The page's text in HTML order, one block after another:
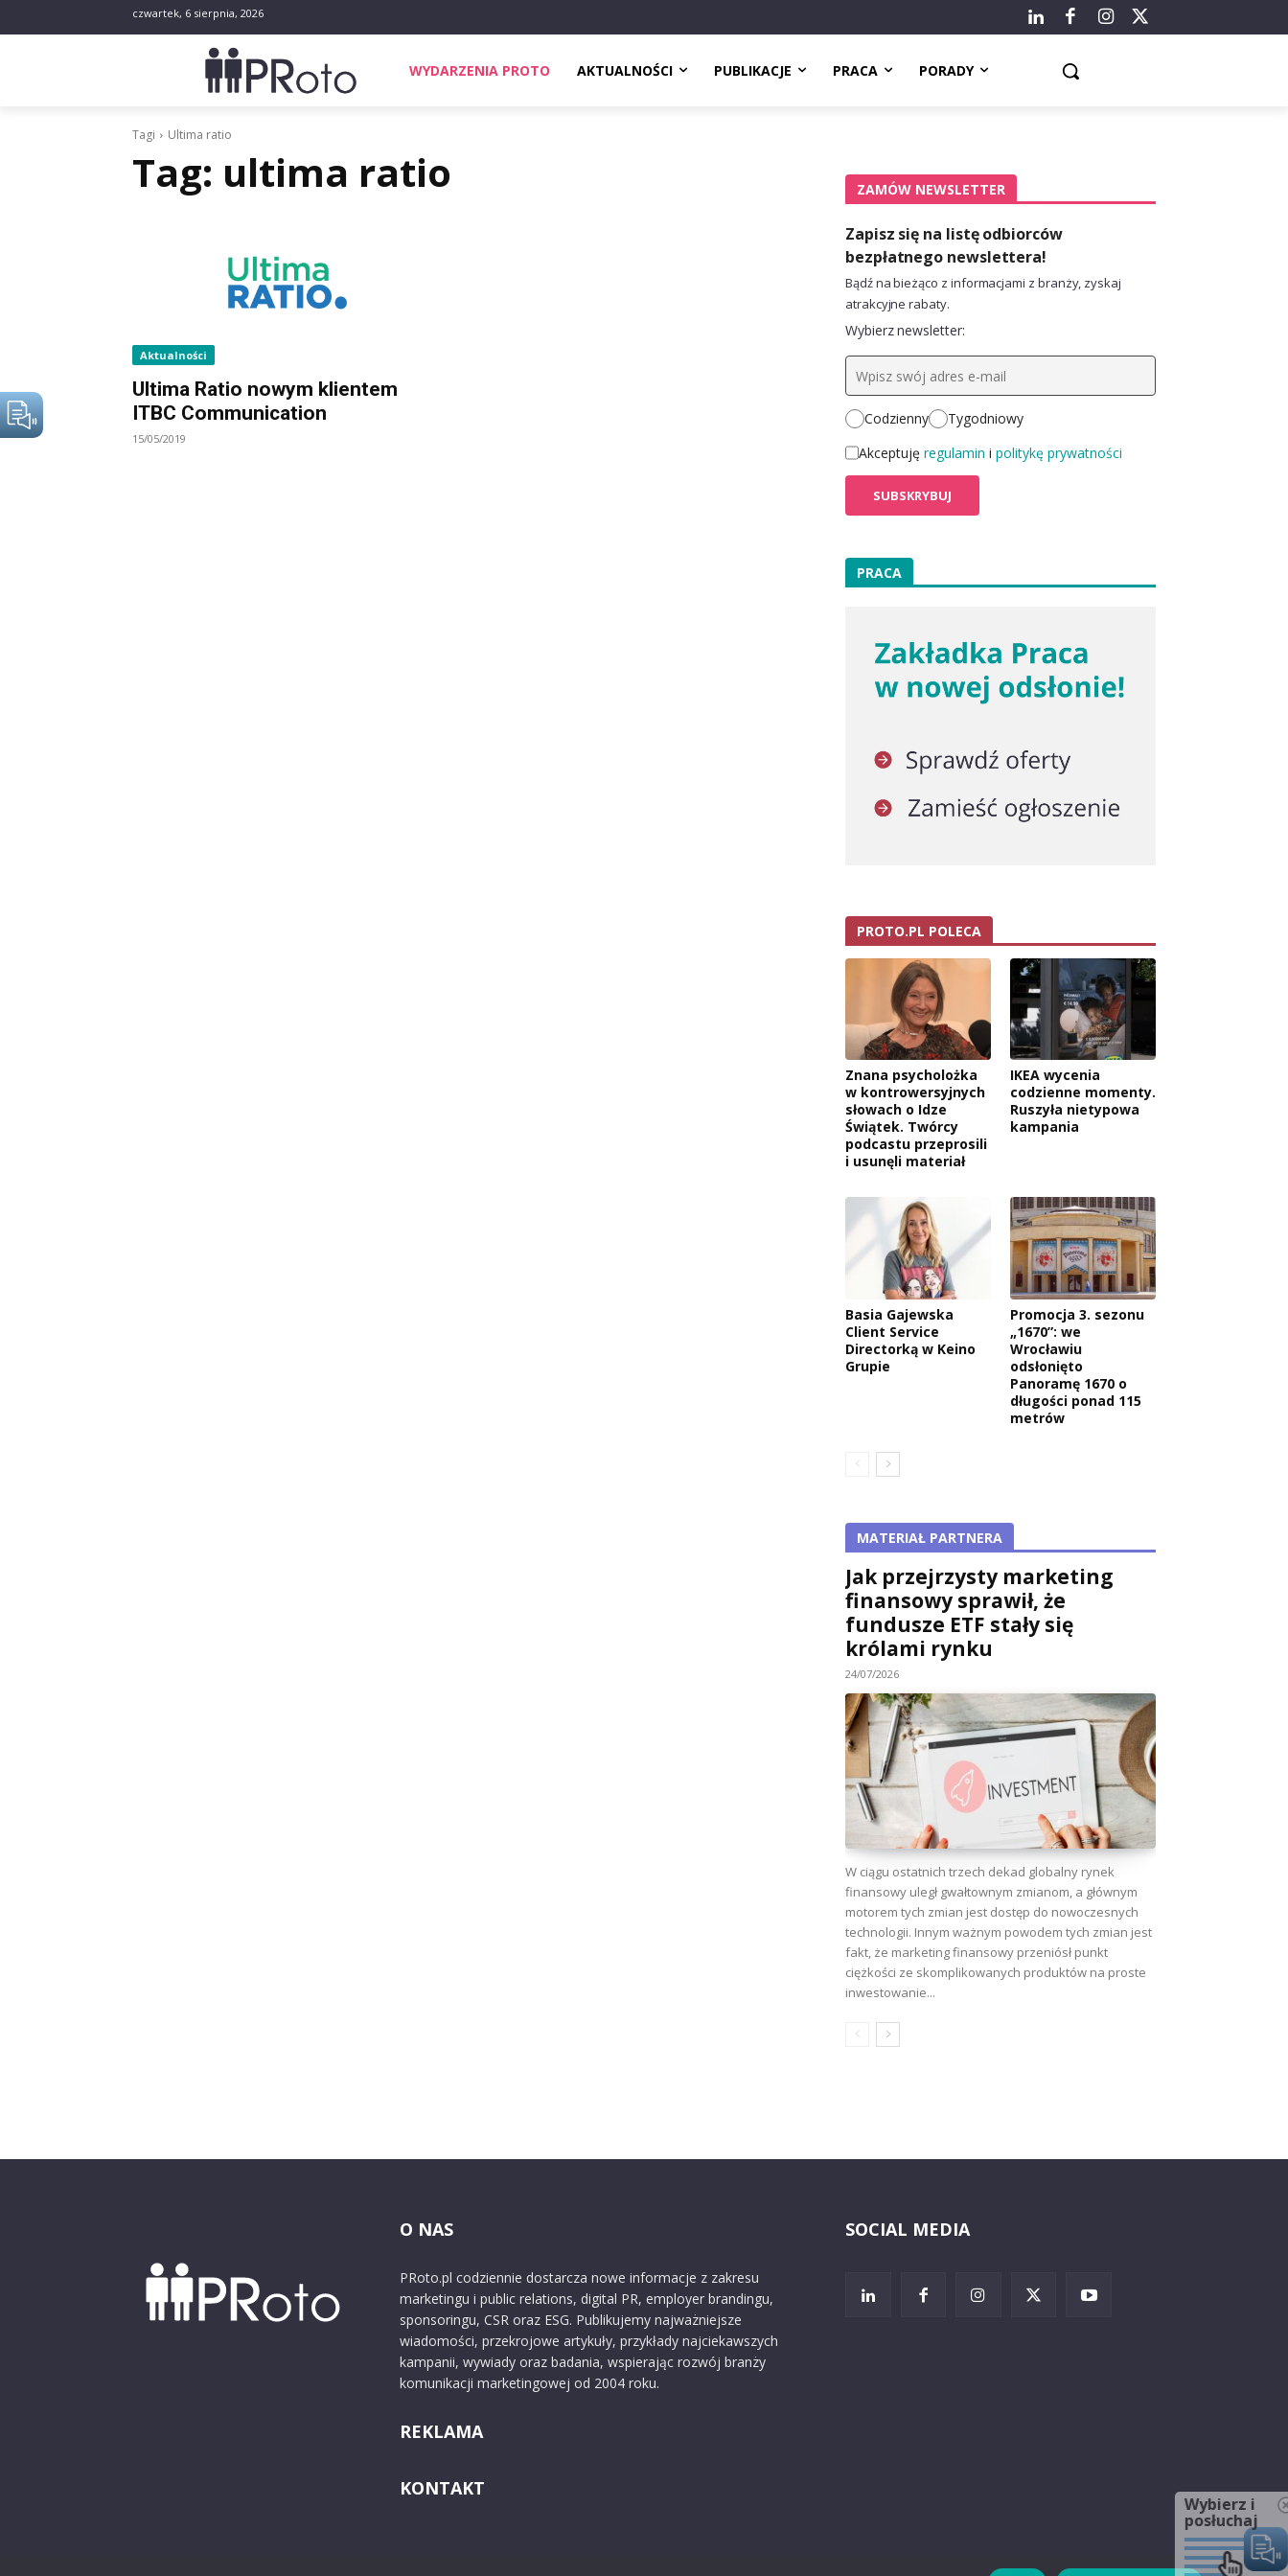
czwartek, 6 sierpnia, 2026
WYDARZENIA PROTO AKTUALNOŚCI PUBLIKACJE PRACA PORADY
Tagi Ultima ratio
Tag: ultima ratio
Aktualności
Ultima Ratio nowym klientem
ITBC Communication
15/05/2019
ZAMÓW NEWSLETTER
Zapisz się na listę odbiorców
bezpłatnego newslettera!
Bądź na bieżąco z informacjami z branży, zyskaj
atrakcyjne rabaty.
Wybierz newsletter:
Codzienny
Tygodniowy
Akceptuję regulamin i politykę prywatności
PRACA
PROTO.PL POLECA
Znana psycholożka
w kontrowersyjnych
słowach o Idze
Świątek. Twórcy
podcastu przeprosili
i usunęli materiał
IKEA wycenia
codzienne momenty.
Ruszyła nietypowa
kampania
Basia Gajewska
Client Service
Directorką w Keino
Grupie
Promocja 3. sezonu
„1670”: we
Wrocławiu
odsłonięto
Panoramę 1670 o
długości ponad 115
metrów
MATERIAŁ PARTNERA
Jak przejrzysty marketing
finansowy sprawił, że
fundusze ETF stały się
królami rynku
24/07/2026
W ciągu ostatnich trzech dekad globalny rynek
finansowy uległ gwałtownym zmianom, a głównym
motorem tych zmian jest dostęp do nowoczesnych
technologii. Innym ważnym powodem tych zmian jest
fakt, że marketing finansowy przeniósł punkt
ciężkości ze skomplikowanych produktów na proste
inwestowanie...
O NAS
PRoto.pl codziennie dostarcza nowe informacje z zakresu
marketingu i public relations, digital PR, employer brandingu,
sponsoringu, CSR oraz ESG. Publikujemy najważniejsze
wiadomości, przekrojowe artykuły, przykłady najciekawszych
kampanii, wywiady oraz badania, wspierając rozwój branży
komunikacji marketingowej od 2004 roku.
REKLAMA
KONTAKT
SOCIAL MEDIA
Wybierz i
posłuchaj